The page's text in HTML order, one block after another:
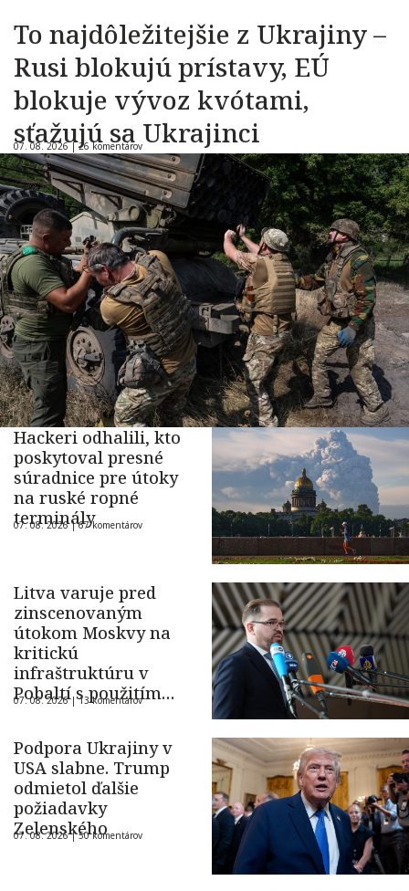
To najdôležitejšie z Ukrajiny –
Rusi blokujú prístavy, EÚ
blokuje vývoz kvótami,
sťažujú sa Ukrajinci
07. 08. 2026 |26 komentárov
Hackeri odhalili, kto
poskytoval presné
súradnice pre útoky
na ruské ropné
terminály
07. 08. 2026 |67 komentárov
Litva varuje pred
zinscenovaným
útokom Moskvy na
kritickú
infraštruktúru v
Pobaltí s použitím
ukrajinského dronu
07. 08. 2026 |13 komentárov
Podpora Ukrajiny v
USA slabne. Trump
odmietol ďalšie
požiadavky
Zelenského
07. 08. 2026 |50 komentárov